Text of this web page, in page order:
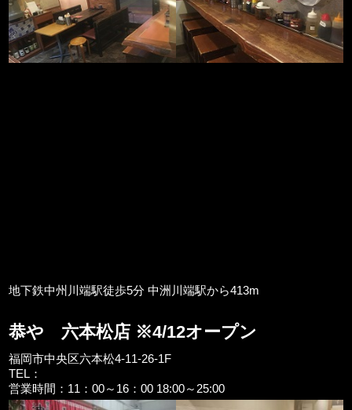
地下鉄中州川端駅徒歩5分 中洲川端駅から413m
恭や 六本松店 ※4/12オープン
福岡市中央区六本松4-11-26-1F
TEL：
営業時間：11：00～16：00 18:00～25:00